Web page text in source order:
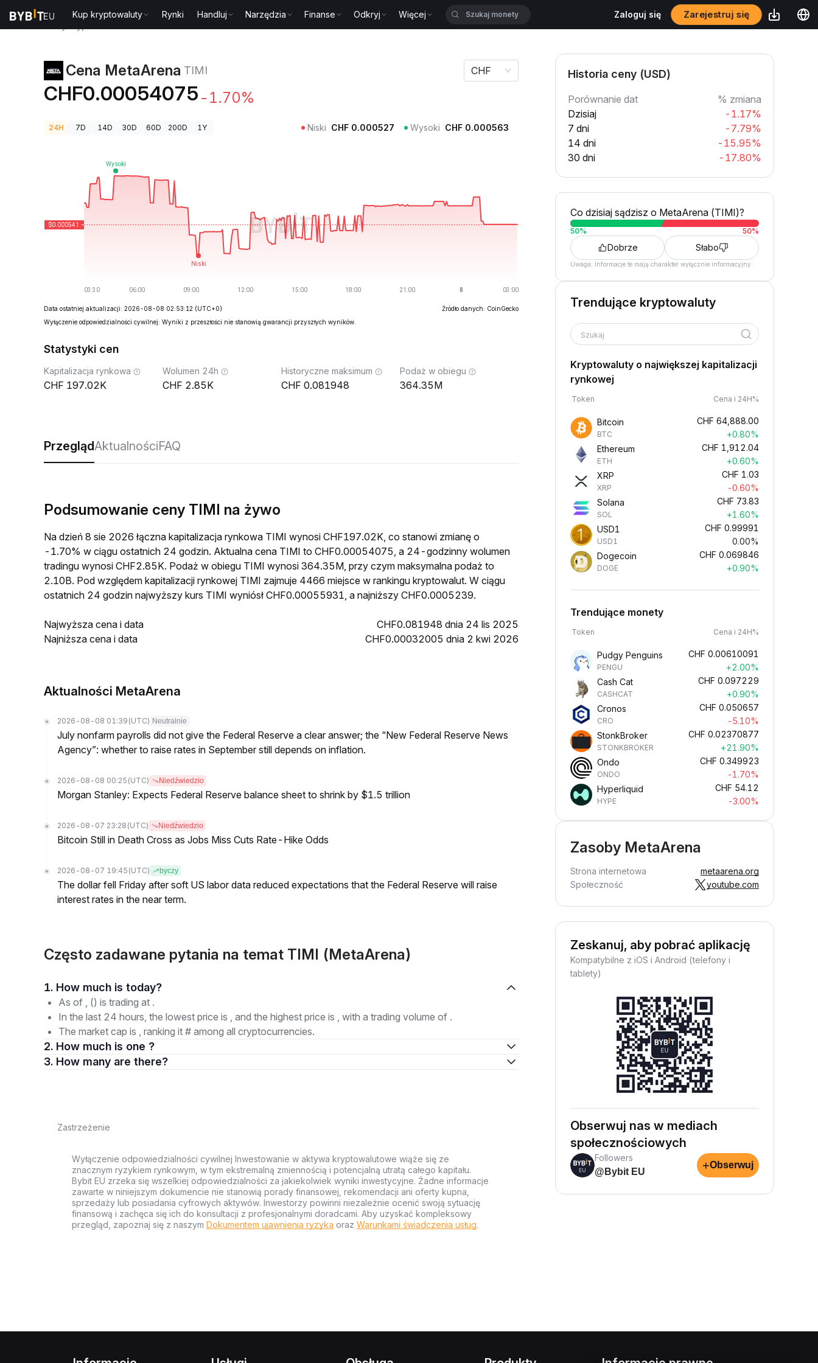
Kup kryptowaluty Rynki Handluj Narzędzia Finanse Odkryj Więcej Zaloguj się Zarejestruj się
Cena MetaArena TIMI
CHF0.00054075 -1.70%
CHF
24H 7D 14D 30D 60D 200D 1Y Niski CHF 0.000527 Wysoki CHF 0.000563
Data ostatniej aktualizacji: 2026-08-08 02:53:12 (UTC+0)
Źródło danych: CoinGecko
Wyłączenie odpowiedzialności cywilnej: Wyniki z przeszłości nie stanowią gwarancji przyszłych wyników.
Statystyki cen
Kapitalizacja rynkowa
197.02K
Wolumen 24h
2.85K
Historyczne maksimum
0.081948
Podaż w obiegu
364.35M
PrzeglądAktualnościFAQ
Podsumowanie ceny TIMI na żywo
Na dzień 8 sie 2026 łączna kapitalizacja rynkowa TIMI wynosi CHF197.02K, co stanowi zmianę o
-1.70% w ciągu ostatnich 24 godzin. Aktualna cena TIMI to CHF0.00054075, a 24-godzinny wolumen
tradingu wynosi CHF2.85K. Podaż w obiegu TIMI wynosi 364.35M, przy czym maksymalna podaż to
2.10B. Pod względem kapitalizacji rynkowej TIMI zajmuje 4466 miejsce w rankingu kryptowalut. W ciągu
ostatnich 24 godzin najwyższy kurs TIMI wyniósł CHF0.00055931, a najniższy CHF0.0005239.
Najwyższa cena i data
CHF0.081948 dnia 24 lis 2025
Najniższa cena i data
CHF0.00032005 dnia 2 kwi 2026
Aktualności MetaArena
2026-08-08 01:39 (UTC) Neutralnie
July nonfarm payrolls did not give the Federal Reserve a clear answer; the “New Federal Reserve News
Agency”: whether to raise rates in September still depends on inflation.
2026-08-08 00:25 (UTC) Niedźwiedzio
Morgan Stanley: Expects Federal Reserve balance sheet to shrink by $1.5 trillion
2026-08-07 23:28 (UTC) Niedźwiedzio
Bitcoin Still in Death Cross as Jobs Miss Cuts Rate-Hike Odds
2026-08-07 19:45 (UTC) byczy
The dollar fell Friday after soft US labor data reduced expectations that the Federal Reserve will raise
interest rates in the near term.
Często zadawane pytania na temat TIMI (MetaArena)
1. How much is today?
As of , () is trading at .
In the last 24 hours, the lowest price is , and the highest price is , with a trading volume of .
The market cap is , ranking it # among all cryptocurrencies.
2. How much is one ?
3. How many are there?
Zastrzeżenie
Wyłączenie odpowiedzialności cywilnej Inwestowanie w aktywa kryptowalutowe wiąże się ze
znacznym ryzykiem rynkowym, w tym ekstremalną zmiennością i potencjalną utratą całego kapitału.
Bybit EU zrzeka się wszelkiej odpowiedzialności za jakiekolwiek wyniki inwestycyjne. Żadne informacje
zawarte w niniejszym dokumencie nie stanowią porady finansowej, rekomendacji ani oferty kupna,
sprzedaży lub posiadania cyfrowych aktywów. Inwestorzy powinni niezależnie ocenić swoją sytuację
finansową i zachęca się ich do konsultacji z profesjonalnymi doradcami. Aby uzyskać kompleksowy
przegląd, zapoznaj się z naszym Dokumentem ujawnienia ryzyka oraz Warunkami świadczenia usług.
Historia ceny (USD)
Porównanie dat
% zmiana
Dzisiaj
-1.17%
7 dni
-7.79%
14 dni
-15.95%
30 dni
-17.80%
Co dzisiaj sądzisz o MetaArena (TIMI)?
50% 50%
Dobrze Słabo
Uwaga: Informacje te mają charakter wyłącznie informacyjny.
Trendujące kryptowaluty
Szukaj
Kryptowaluty o największej kapitalizacji
rynkowej
Token Cena i 24H%
Bitcoin
BTC
CHF 64,888.00
+0.80%
Ethereum
ETH
CHF 1,912.04
+0.60%
XRP
XRP
CHF 1.03
-0.60%
Solana
SOL
CHF 73.83
+1.60%
USD1
USD1
CHF 0.99991
0.00%
Dogecoin
DOGE
CHF 0.069846
+0.90%
Trendujące monety
Token Cena i 24H%
Pudgy Penguins
PENGU
CHF 0.00610091
+2.00%
Cash Cat
CASHCAT
CHF 0.097229
+0.90%
Cronos
CRO
CHF 0.050657
-5.10%
StonkBroker
STONKBROKER
CHF 0.02370877
+21.90%
Ondo
ONDO
CHF 0.349923
-1.70%
Hyperliquid
HYPE
CHF 54.12
-3.00%
Zasoby MetaArena
Strona internetowa
metaarena.org
Społeczność
youtube.com
Zeskanuj, aby pobrać aplikację
Kompatybilne z iOS i Android (telefony i
tablety)
Obserwuj nas w mediach
społecznościowych
Followers
@Bybit EU
+Obserwuj